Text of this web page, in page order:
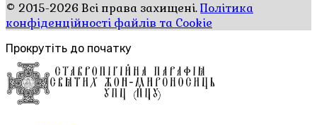
© 2015-2026 Всі права захищені.Політика
конфіденційності файлів та Cookie
Прокрутіть до початку